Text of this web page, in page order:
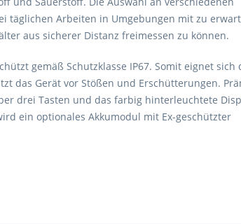
täglichen Arbeiten in Umgebungen mit zu
aus sicherer Distanz freimessen zu können.
gemäß Schutzklasse IP67. Somit eignet sich
das Gerät vor Stößen und Erschütterungen.
drei Tasten und das farbig hinterleuchtete
ein optionales Akkumodul mit Ex-geschützter